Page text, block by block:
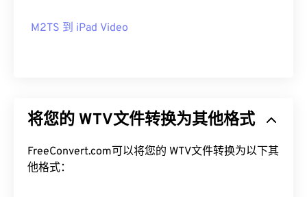
M2TS 到 iPad Video
将您的 WTV文件转换为其他格式
FreeConvert.com可以将您的 WTV文件转换为以下其
他格式：